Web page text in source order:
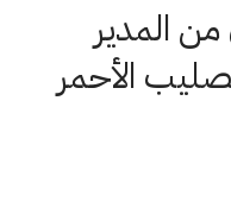
المدير
الأحمر